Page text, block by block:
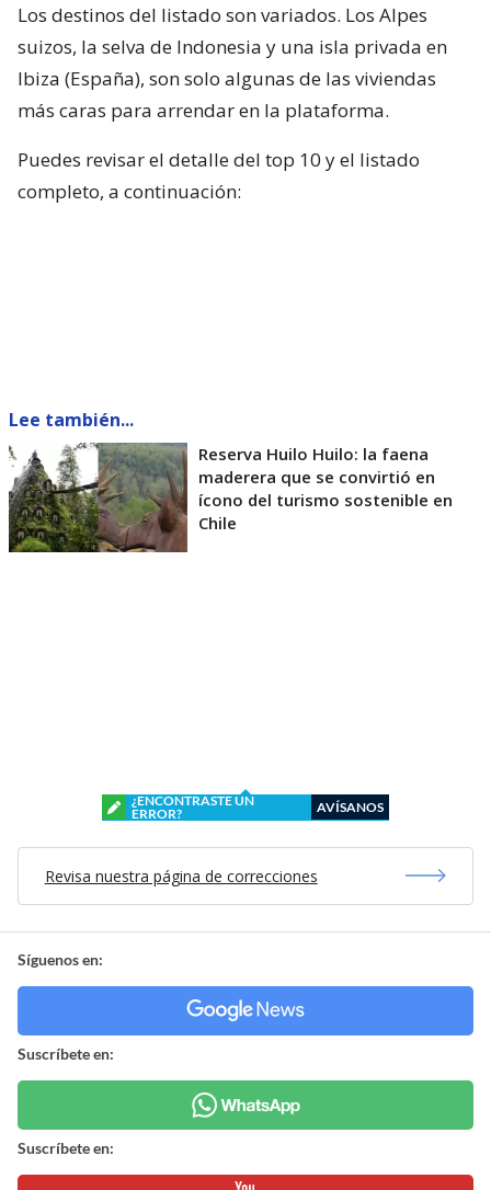
Los destinos del listado son variados. Los Alpes
suizos, la selva de Indonesia y una isla privada en
Ibiza (España), son solo algunas de las viviendas
más caras para arrendar en la plataforma.
Puedes revisar el detalle del top 10 y el listado
completo, a continuación:
Lee también...
Reserva Huilo Huilo: la faena
maderera que se convirtió en
ícono del turismo sostenible en
Chile
¿ENCONTRASTE UN
ERROR?
AVÍSANOS
Revisa nuestra página de correcciones
Síguenos en:
Suscríbete en:
Suscríbete en: